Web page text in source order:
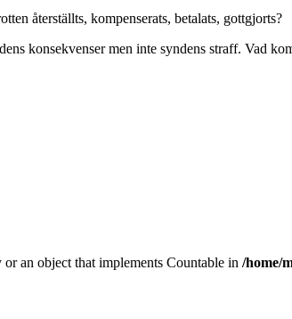
återställts, kompenserats, betalats, gottgjorts?
konsekvenser men inte syndens straff. Vad
or an object that implements Countable in /home/